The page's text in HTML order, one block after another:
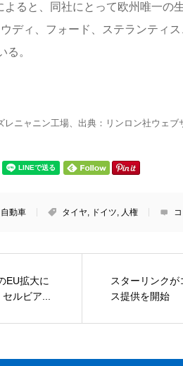
よると、同社にとって欧州唯一の
ディ、フォード、ステランティス
る。
レニャニン工場、出典：リンロン社ウェブ
自動車 タイヤ, ドイツ, 人権
EU拡大に
ルビア...
スターリンクが
ス提供を開始